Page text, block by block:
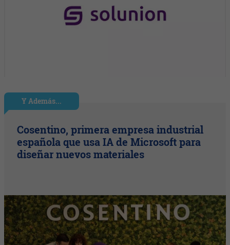
Y Además...
Cosentino, primera empresa industrial
española que usa IA de Microsoft para
diseñar nuevos materiales